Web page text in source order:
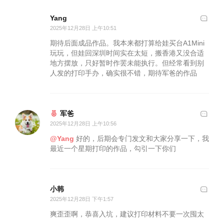
Yang
2025年12月28日 上午10:51
期待后面成品作品。我本来都打算给娃买台A1Mini
玩玩，但娃回深圳时间实在太短，搬香港又没合适
地方摆放，只好暂时作罢未能执行。但经常看到别
人发的打印手办，确实很不错，期待军爸的作品
军爸
2025年12月28日 上午10:56
@Yang 好的，后期会专门发文和大家分享一下，我
最近一个星期打印的作品，勾引一下你们
小韩
2025年12月28日 下午1:57
爽歪歪啊，恭喜入坑，建议打印材料不要一次囤太